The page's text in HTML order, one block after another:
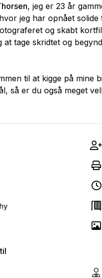
, jeg er 23 år
jeg har opnået
og skabt
at tage skridtet og
til at kigge på mine
så er du også meget